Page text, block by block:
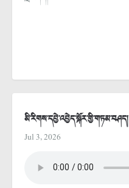
མི་རིགས་དབྱེ་འབྱེད་སྐོར་གྱི་གཏམ་བཤད།
Jul 3, 2026